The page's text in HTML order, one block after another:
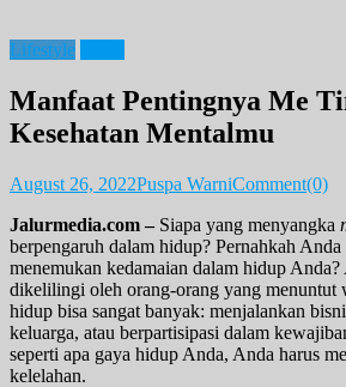
Lifestyle
Manfaat Pentingnya Me
Kesehatan Mentalmu
August 26, 2022Puspa WarniComment(0)
Jalurmedia.com – Siapa yang menyangka
berpengaruh dalam hidup? Pernahkah Anda
menemukan kedamaian dalam hidup Anda?
dikelilingi oleh orang-orang yang menuntut
hidup bisa sangat banyak: menjalankan
keluarga, atau berpartisipasi dalam
seperti apa gaya hidup Anda, Anda harus
kelelahan.